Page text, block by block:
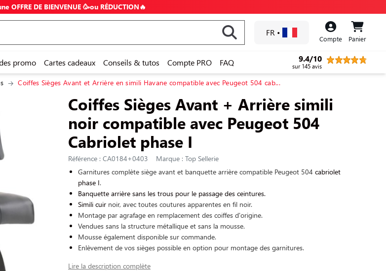
OFFRE DE BIENVENUE 🥳ou RÉDUCTION🔥
FR •
Compte Panier
promo Cartes cadeaux Conseils & tutos Compte PRO FAQ 9.4/10
sur 145 avis
Coiffes Sièges Avant et Arrière en simili Havane compatible avec Peugeot 504 cab...
Coiffes Sièges Avant + Arrière simili
noir compatible avec Peugeot 504
Cabriolet phase I
Référence : CA0184+0403
Marque : Top Sellerie
Garnitures complète siège avant et banquette arrière compatible Peugeot 504 cabriolet
phase I.
Banquette arrière sans les trous pour le passage des ceintures.
Simili cuir noir, avec toutes coutures apparentes en fil noir.
Montage par agrafage en remplacement des coiffes d'origine.
Vendues sans la structure métallique et sans la mousse.
Mousse également disponible sur commande.
Enlèvement de vos sièges possible en option pour montage des garnitures.
Lire la description complète